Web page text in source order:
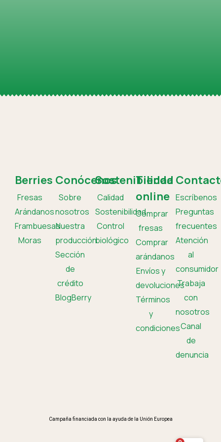
Berries
Fresas
Arándanos
Frambuesas
Moras
Conócenos
Sobre
nosotros
Nuestra
producción
Sección
de
crédito
BlogBerry
Sostenibilidad
Calidad
Sostenibilidad
Control
biológico
Tienda
online
Comprar
fresas
Comprar
arándanos
Envíos y
devoluciones
Términos
y
condiciones
Escríbenos
Preguntas
frecuentes
Atención
al
consumidor
Trabaja
con
nosotros
Canal
de
denuncia
Campaña financiada con la ayuda de la Unión Europea